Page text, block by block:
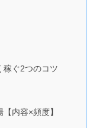
稼ぐ2つのコツ
内容×頻度】